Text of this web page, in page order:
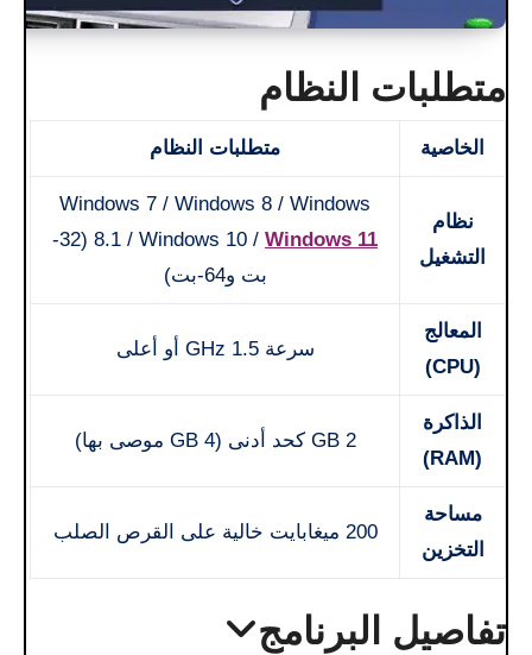
متطلبات النظام
الخاصية متطلبات النظام
نظام
التشغيل
Windows 7 / Windows 8 / Windows
8.1 / Windows 10 / Windows 11
(32-
بت و64-بت)
المعالج
(CPU)
سرعة 1.5 GHz أو أعلى
الذاكرة
(RAM)
2 GB كحد أدنى (4 GB موصى بها)
مساحة
التخزين
200 ميغابايت خالية على القرص الصلب
تفاصيل البرنامج